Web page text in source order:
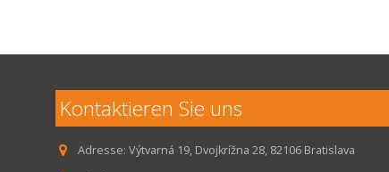
Kontaktieren Sie uns
Adresse: Výtvarná 19, Dvojkrížna 28, 82106 Bratislava